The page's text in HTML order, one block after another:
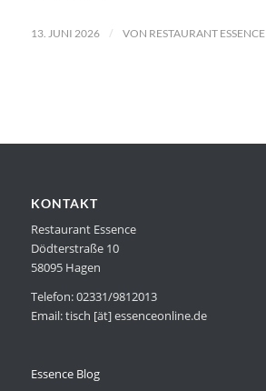
13. JUNI 2026 / VON RESTAURANT ESSENCE
KONTAKT
Restaurant Essence
Dödterstraße 10
58095 Hagen
Telefon: 02331/9812013
Email: tisch [ät] essenceonline.de
Essence Blog